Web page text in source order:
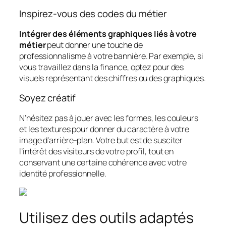
Inspirez-vous des codes du métier
Intégrer des éléments graphiques liés à votre
métierpeut donner une touche de
professionnalisme à votre bannière. Par exemple, si
vous travaillez dans la finance, optez pour des
visuels représentant des chiffres ou des graphiques.
Soyez créatif
N’hésitez pas à jouer avec les formes, les couleurs
et les textures pour donner du caractère à votre
image d’arrière-plan. Votre but est de susciter
l’intérêt des visiteurs de votre profil, tout en
conservant une certaine cohérence avec votre
identité professionnelle.
Utilisez des outils adaptés